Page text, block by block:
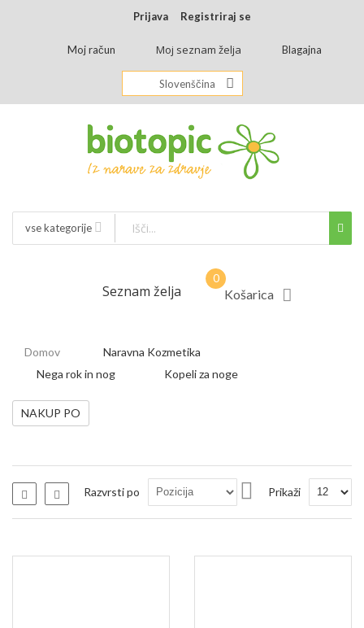
Prijava Registriraj se
Moj račun Moj seznam želja Blagajna
Slovenščina
vse kategorije
Seznam želja Košarica
Domov
Naravna Kozmetika
Nega rok in nog
Kopeli za noge
Seznam SeznamRazvrsti po
Nastavi
smer
Prikaži
NAKUP PO